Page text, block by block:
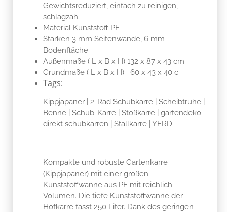
Gewichtsreduziert, einfach zu reinigen,
schlagzäh.
Material Kunststoff PE
Stärken 3 mm Seitenwände, 6 mm
Bodenfläche
Außenmaße ( L x B x H) 132 x 87 x 43 cm
Grundmaße ( L x B x H) 60 x 43 x 40 c
Tags:
Kippjapaner | 2-Rad Schubkarre | Scheibtruhe |
Benne | Schub-Karre | Stoßkarre | gartendeko-
direkt schubkarren | Stallkarre | YERD
Kompakte und robuste Gartenkarre
(Kippjapaner) mit einer großen
Kunststoffwanne aus PE mit reichlich
Volumen. Die tiefe Kunststoffwanne der
Hofkarre fasst 250 Liter. Dank des geringen